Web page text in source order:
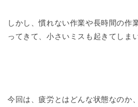
しかし、慣れない作業や長時間の作
ってきて、小さいミスも起きてしま
今回は、疲労とはどんな状態なのか